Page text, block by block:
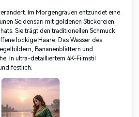
Im Morgengrauen entzündet eine
Seidensari mit goldenen Stickereien
Sie trägt den traditionellen Schmuck
lockige Haare. Das Wasser des
Bananenblättern und
In ultra-detailliertem 4K-Filmstil
festlich.